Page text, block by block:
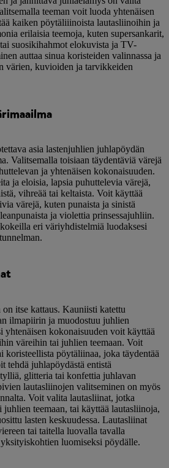
teeman voit luoda yhtenäisen
kaiken pöytäliiinoista lautasliinoihin ja
erilaisia teemoja, kuten supersankarit,
suosikihahmot elokuvista ja TV-
auttaa sinua koristeiden valinnassa ja
värien, kuvioiden ja tarvikkeiden
asia lastenjuhlien juhlapöydän
Valitsemalla toisiaan täydentäviä värejä
ja yhtenäisen kokonaisuuden.
ja eloisia, lapsia puhuttelevia värejä,
vihreää tai keltaista. Voit käyttää
värejä, kuten punaista ja sinistä
ja violettia prinsessajuhliin.
eri väriyhdistelmiä luodaksesi
itse kattaus. Kauniisti katettu
ilmapiirin ja muodostuu juhlien
yhtenäisen kokonaisuuden voit käyttää
väreihin tai juhlien teemaan. Voit
koristeellista pöytäliinaa, joka täydentää
tehdä juhlapöydästä entistä
glitteria tai konfettia juhlavan
lautasliinojen valitseminen on myös
Voit valita lautasliinat, jotka
teemaan, tai käyttää lautasliinoja,
lasten keskuudessa. Lautasliinat
tai taitella luovalla tavalla
luomiseksi pöydälle.